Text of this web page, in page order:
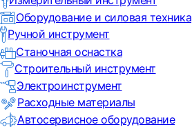
Оборудование и силовая техника
Ручной инструмент
Станочная оснастка
Строительный инструмент
Электроинструмент
Расходные материалы
Автосервисное оборудование